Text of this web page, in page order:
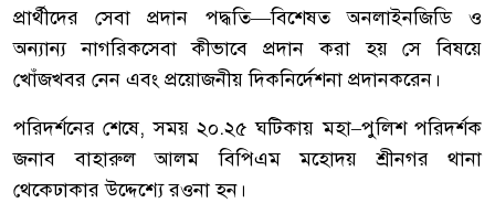
প্রার্থীদের
সেবা প্রদান পদ্ধতি—বিশেষত অনলাইনজিডি
ও
অন্যান্য
নাগরিকসেবা কীভাবে প্রদান করা হয় সে
বিষয়ে
খোঁজখবর নেন এবং প্রয়োজনীয় দিকনির্দেশনা প্রদানকরেন।
পরিদর্শনের শেষে,সময় ২০.২৫ ঘটিকায় মহা–পুলিশ পরিদর্শক
জনাব
বাহারুল আলম বিপিএম মহোদয় শ্রীনগর
থানা
থেকেঢাকার উদ্দেশ্যে রওনা হন।